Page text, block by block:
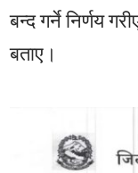
बन्द गर्ने निर्णय
बताए।